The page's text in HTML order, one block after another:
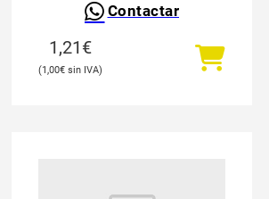
Contactar
1,21€
1,00€